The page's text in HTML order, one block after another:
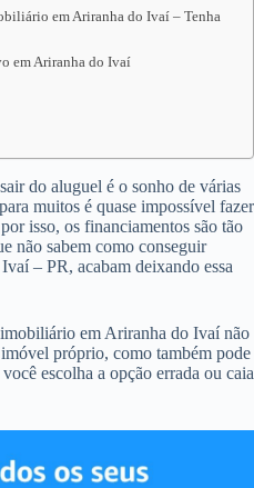
em Ariranha do Ivaí – Tenha
em Ariranha do Ivaí
do aluguel é o sonho de várias
muitos é quase impossível fazer
isso, os financiamentos são tão
não sabem como conseguir
– PR, acabam deixando essa
em Ariranha do Ivaí não
próprio, como também pode
escolha a opção errada ou caia